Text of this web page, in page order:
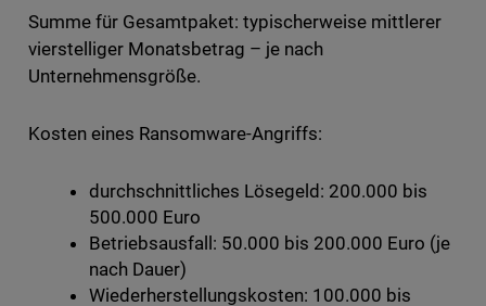
Summe für Gesamtpaket: typischerweise mittlerer
vierstelliger Monatsbetrag – je nach
Unternehmensgröße.
Kosten eines Ransomware-Angriffs:
durchschnittliches Lösegeld: 200.000 bis
500.000 Euro
Betriebsausfall: 50.000 bis 200.000 Euro (je
nach Dauer)
Wiederherstellungskosten: 100.000 bis